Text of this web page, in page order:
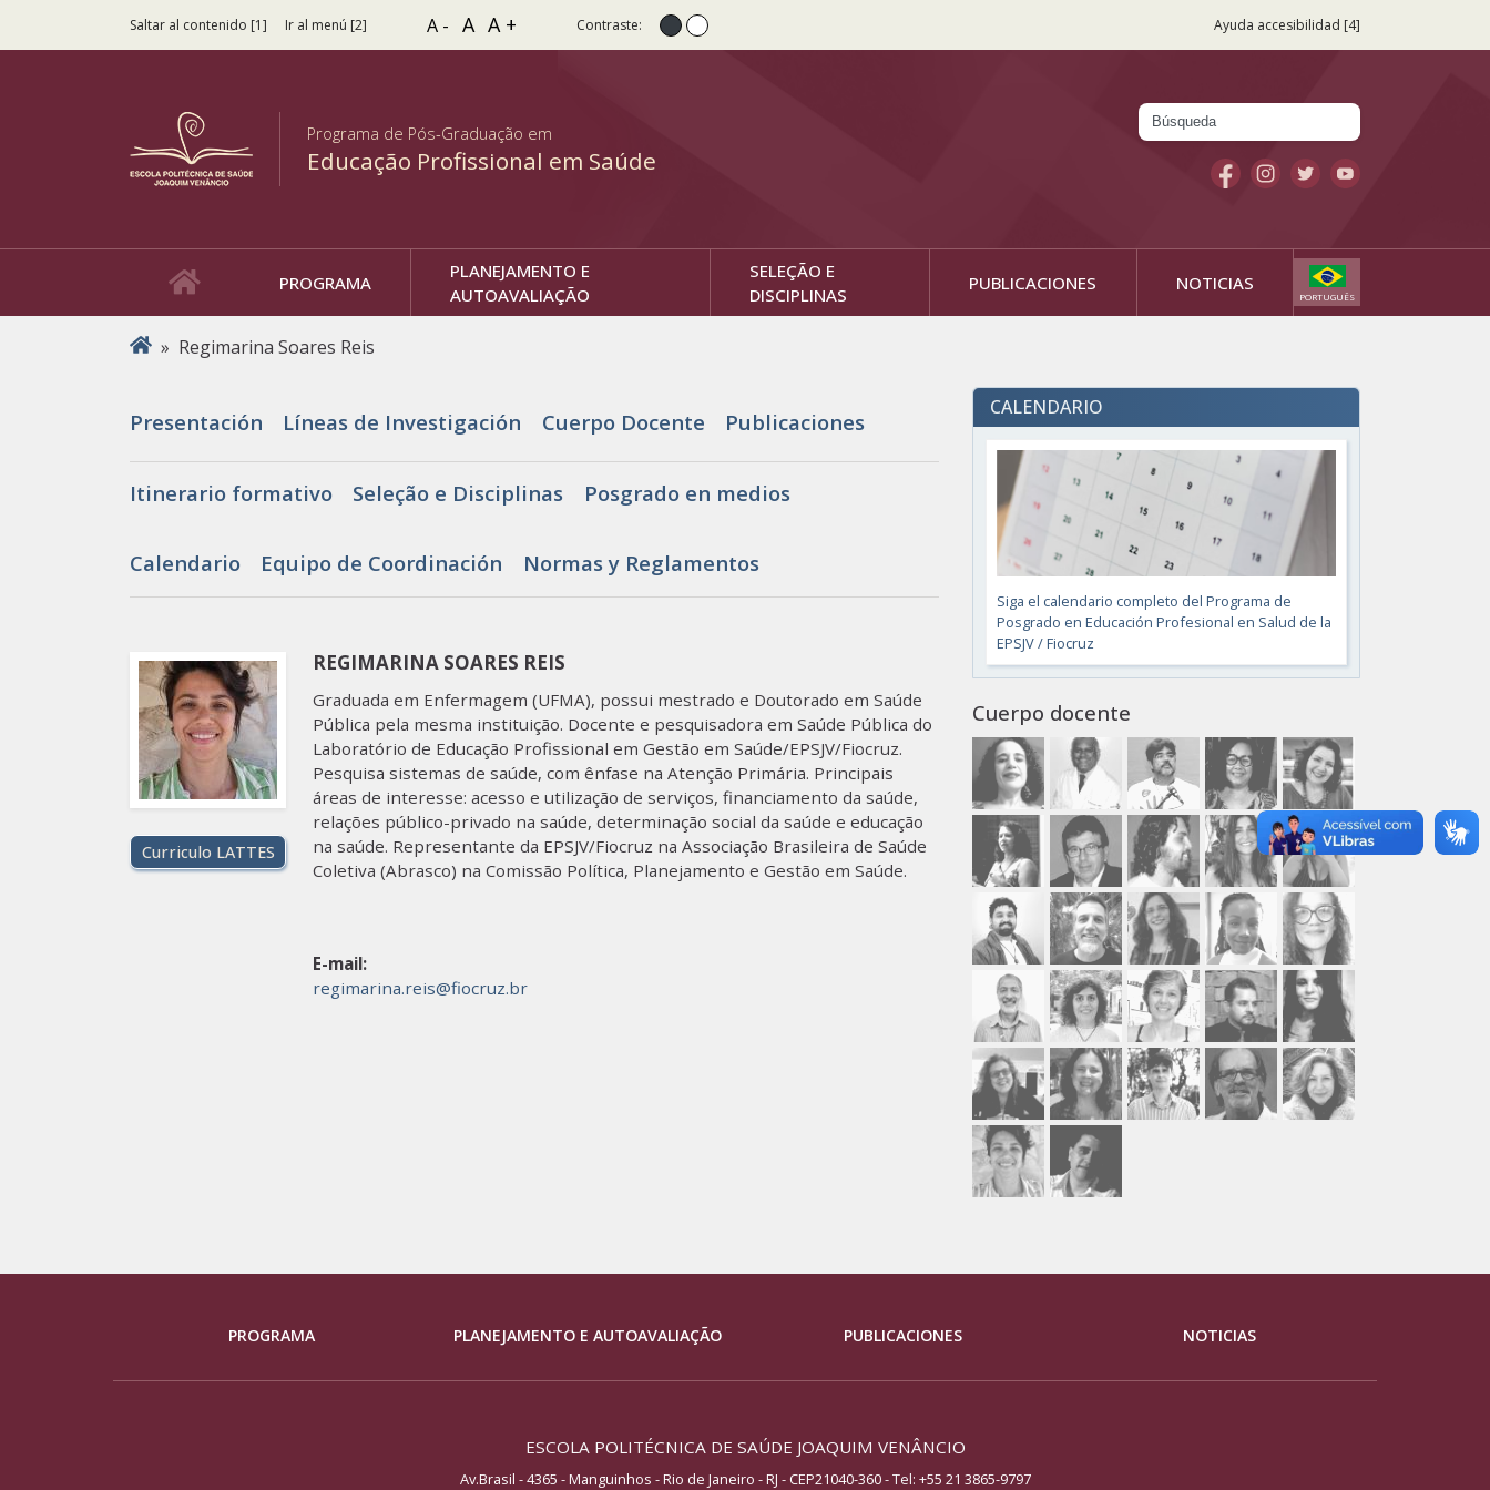
Saltar al contenido [1] Ir al menú [2] A - A A + Contraste: Contraste normal
Alto Contraste Ayuda accesibilidad [4]
Programa de Pós-Graduação em
Educação Profissional em Saúde
Formulario
de búsqueda
Búsqueda
PROGRAMA
PLANEJAMENTO E
AUTOAVALIAÇÃO
SELEÇÃO E
DISCIPLINAS
PUBLICACIONES NOTICIAS
PORTUGUÊS
Usted está aquí
» Regimarina Soares Reis​
Presentación Líneas de Investigación Cuerpo Docente Publicaciones
Itinerario formativo Seleção e Disciplinas Posgrado en medios
Calendario Equipo de Coordinación Normas y Reglamentos
Curriculo LATTES
REGIMARINA SOARES REIS​
Graduada em Enfermagem (UFMA), possui mestrado e Doutorado em Saúde
Pública pela mesma instituição. Docente e pesquisadora em Saúde Pública do
Laboratório de Educação Profissional em Gestão em Saúde/EPSJV/Fiocruz.
Pesquisa sistemas de saúde, com ênfase na Atenção Primária. Principais
áreas de interesse: acesso e utilização de serviços, financiamento da saúde,
relações público-privado na saúde, determinação social da saúde e educação
na saúde. Representante da EPSJV/Fiocruz na Associação Brasileira de Saúde
Coletiva (Abrasco) na Comissão Política, Planejamento e Gestão em Saúde.​
E-mail:
regimarina.reis@fiocruz.br
CALENDARIO
Siga el calendario completo del Programa de
Posgrado en Educación Profesional en Salud de la
EPSJV / Fiocruz
Cuerpo docente
PROGRAMA PLANEJAMENTO E AUTOAVALIAÇÃO PUBLICACIONES NOTICIAS
ESCOLA POLITÉCNICA DE SAÚDE JOAQUIM VENÂNCIO
Av.Brasil - 4365 - Manguinhos - Rio de Janeiro - RJ - CEP21040-360- Tel: +55 21 3865-9797